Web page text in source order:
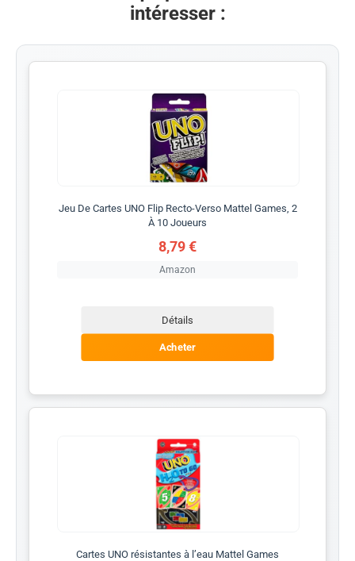
intéresser :
Jeu De Cartes UNO Flip Recto-Verso Mattel Games, 2
À 10 Joueurs
8,79 €
Amazon
Détails
Acheter
Cartes UNO résistantes à l’eau Mattel Games